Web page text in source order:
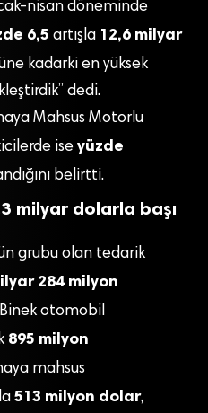
nisan döneminde
6,5 artışla 12,6 milyar
kadarki en yüksek
dedi.
Mahsus Motorlu
iseyüzde
belirtti.
milyar dolarla başı
grubu olan tedarik
284 milyon
otomobil
895 milyon
mahsus
513 milyon dolar,